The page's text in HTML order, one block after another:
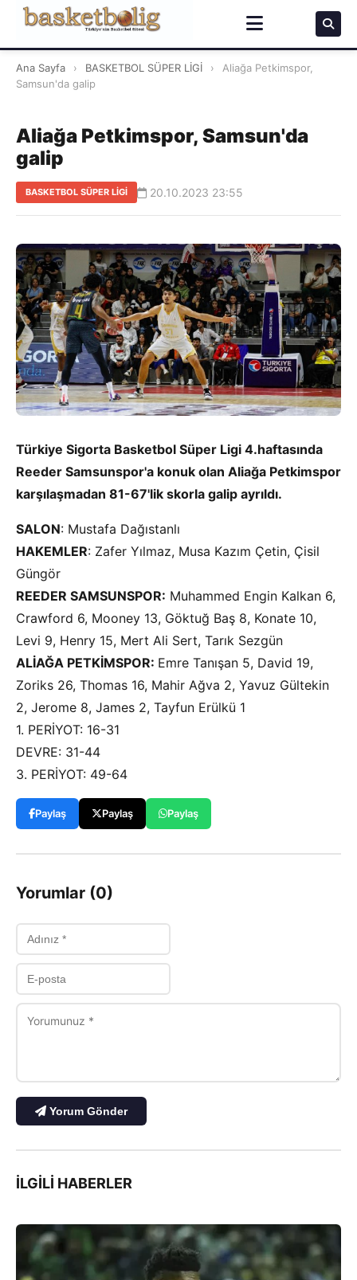
Ana Sayfa › BASKETBOL SÜPER LİGİ ›
Aliağa Petkimspor,
Samsun'da galip
Aliağa Petkimspor, Samsun'da
galip
BASKETBOL SÜPER LİGİ 20.10.2023 23:55
Türkiye Sigorta Basketbol Süper Ligi 4.haftasında
Reeder Samsunspor'a konuk olan Aliağa Petkimspor
karşılaşmadan 81-67'lik skorla galip ayrıldı.
SALON: Mustafa Dağıstanlı
HAKEMLER: Zafer Yılmaz, Musa Kazım Çetin, Çisil
Güngör
REEDER SAMSUNSPOR: Muhammed Engin Kalkan 6,
Crawford 6, Mooney 13, Göktuğ Baş 8, Konate 10,
Levi 9, Henry 15, Mert Ali Sert, Tarık Sezgün
ALİAĞA PETKİMSPOR: Emre Tanışan 5, David 19,
Zoriks 26, Thomas 16, Mahir Ağva 2, Yavuz Gültekin
2, Jerome 8, James 2, Tayfun Erülkü 1
1. PERİYOT: 16-31
DEVRE: 31-44
3. PERİYOT: 49-64
Paylaş Paylaş Paylaş
Yorumlar (0)
Yorum Gönder
İLGILI HABERLER